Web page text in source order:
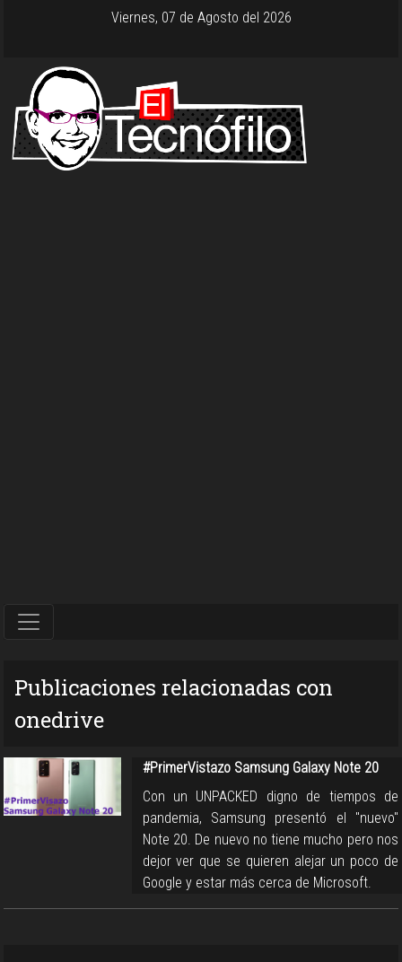
Viernes, 07 de Agosto del 2026
Publicaciones relacionadas con
onedrive
#PrimerVistazo Samsung Galaxy Note 20
Con un UNPACKED digno de tiempos de
pandemia, Samsung presentó el "nuevo"
Note 20. De nuevo no tiene mucho pero nos
dejor ver que se quieren alejar un poco de
Google y estar más cerca de Microsoft.